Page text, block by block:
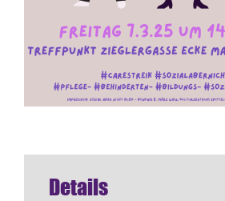
Details